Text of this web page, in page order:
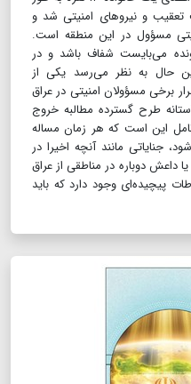
و نیروهای امنیتی شد و
مسؤول در این منطقه است.
می‌بایست شفاف باشد و در
این حال به نظر می‌رسد یکی از
برخی مسؤولان امنیتی در عراق
طرح گسترده مطالبه خروج
این است که هر زمان مساله
جنایاتی مانند آنچه اخیرا در
دوباره در مناطقی از عراق
پیچیده‌ای وجود دارد که باید